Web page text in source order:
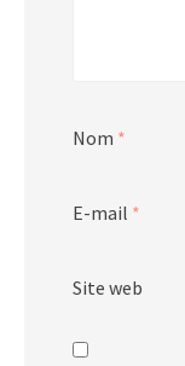
Nom *
E-mail *
Site web